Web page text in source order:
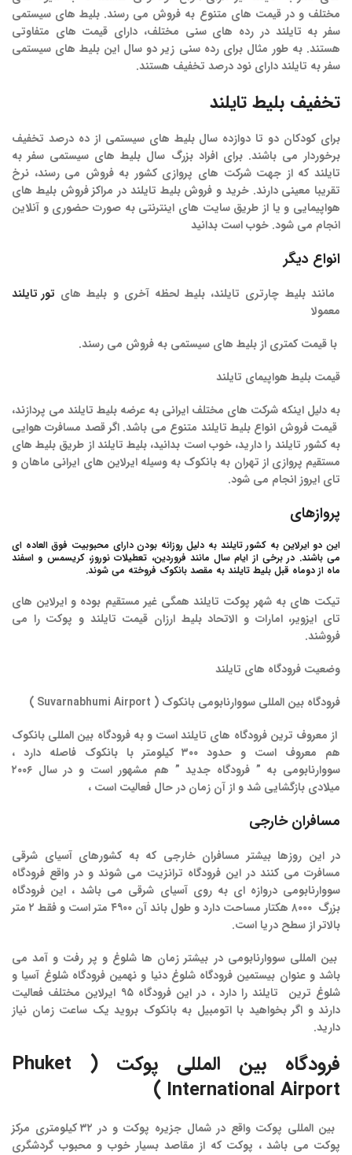
مختلف و در قیمت های متنوع به فروش می رسند. بلیط های سیستمی
سفر به تایلند در رده های سنی مختلف، دارای قیمت های متفاوتی
هستند. به طور مثال برای رده سنی زیر دو سال این بلیط های سیستمی
سفر به تایلند دارای نود درصد تخفیف هستند.
تخفیف بلیط تایلند
برای کودکان دو تا دوازده سال بلیط های سیستمی از ده درصد تخفیف
برخوردار می باشند. برای افراد بزرگ سال بلیط های سیستمی سفر به
تایلند که از جهت شرکت های پروازی کشور به فروش می رسند، نرخ
تقریبا معینی دارند. خرید و فروش بلیط تایلند در مراکز فروش بلیط های
هواپیمایی و یا از طریق سایت های اینترنتی به صورت حضوری و آنلاین
انجام می شود. خوب است بدانید
انواع دیگر
مانند بلیط چارتری تایلند، بلیط لحظه آخری و بلیط های تور تایلند
معمولا
با قیمت کمتری از بلیط های سیستمی به فروش می رسند.
قیمت بلیط هواپیمای تایلند
به دلیل اینکه شرکت های مختلف ایرانی به عرضه بلیط تایلند می پردازند،
قیمت فروش انواع بلیط تایلند متنوع می باشد. اگر قصد مسافرت هوایی
به کشور تایلند را دارید، خوب است بدانید، بلیط تایلند از طریق بلیط های
مستقیم پروازی از تهران به بانکوک به وسیله ایرلاین های ایرانی ماهان و
تای ایروز انجام می شود.
پروازهای
این دو ایرلاین به کشور تایلند به دلیل روزانه بودن دارای محبوبیت فوق العاده ای
می باشند. در برخی از ایام سال مانند فروردین، تعطیلات نوروز، کریسمس و اسفند
ماه از دوماه قبل بلیط تایلند به مقصد بانکوک فروخته می شوند.
تیکت های به شهر پوکت تایلند همگی غیر مستقیم بوده و ایرلاین های
تای ایزویر، امارات و الاتحاد بلیط ارزان قیمت تایلند و پوکت را می
فروشند.
وضعیت فرودگاه های تایلند
فرودگاه بین‌ المللی سووارنابومی بانکوک ( Suvarnabhumi Airport )
از معروف ترین فرودگاه های تایلند است و به فرودگاه بین المللی بانکوک
هم معروف است و حدود ۳۰۰ کیلومتر با بانکوک فاصله دارد ،
سووارنابومی به ” فرودگاه جدید ” هم مشهور است و در سال ۲۰۰۶
میلادی بازگشایی شد و از آن زمان در حال فعالیت است ،
مسافران خارجی
در این روزها بیشتر مسافران خارجی که به کشورهای آسیای شرقی
مسافرت می کنند در این فرودگاه ترانزیت می شوند و در واقع فرودگاه
سووارنابومی دروازه ای به روی آسیای شرقی می باشد ، این فرودگاه
بزرگ ۸۰۰۰ هکتار مساحت دارد و طول باند آن ۴۹۰۰ متر است و فقط ۲ متر
بالاتر از سطح دریا است.
بین‌ المللی سووارنابومی در بیشتر زمان ها شلوغ و پر رفت و آمد می
باشد و عنوان بیستمین فرودگاه شلوغ دنیا و نهمین فرودگاه شلوغ آسیا و
شلوغ ترین تایلند را دارد ، در این فرودگاه ۹۵ ایرلاین مختلف فعالیت
دارند و اگر بخواهید با اتومبیل به بانکوک بروید یک ساعت زمان نیاز
دارید.
فرودگاه بین المللی پوکت
( Phuket
International Airport )
بین المللی پوکت واقع در شمال جزیره پوکت و در ۳۲ کیلومتری مرکز
پوکت می باشد ، پوکت که از مقاصد بسیار خوب و محبوب گردشگری